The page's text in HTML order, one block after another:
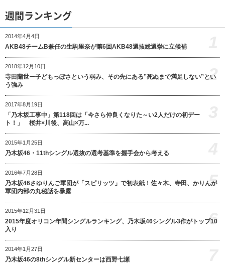
週間ランキング
2014年4月4日
AKB48チームB兼任の生駒里奈が第6回AKB48選抜総選挙に立候補
2018年12月10日
寺田蘭世ー子どもっぽさという弱み、その先にある”死ぬまで満足しない”とい
う強み
2
2017年8月19日
「乃木坂工事中」第118回は「今さら仲良くなりた～い2人だけの初デー
ト！」 桜井×川後、高山×万...
2015年1月25日
乃木坂46・11thシングル選抜の選考基準を握手会から考える
2016年7月28日
乃木坂46さゆりんご軍団が「スピリッツ」で初表紙！佐々木、寺田、かりんが
軍団内部の丸秘話を暴露
5
2015年12月31日
2015年度オリコン年間シングルランキング、乃木坂46シングル3作がトップ10
入り
6
2014年1月27日
乃木坂46の8thシングル新センターは西野七瀬